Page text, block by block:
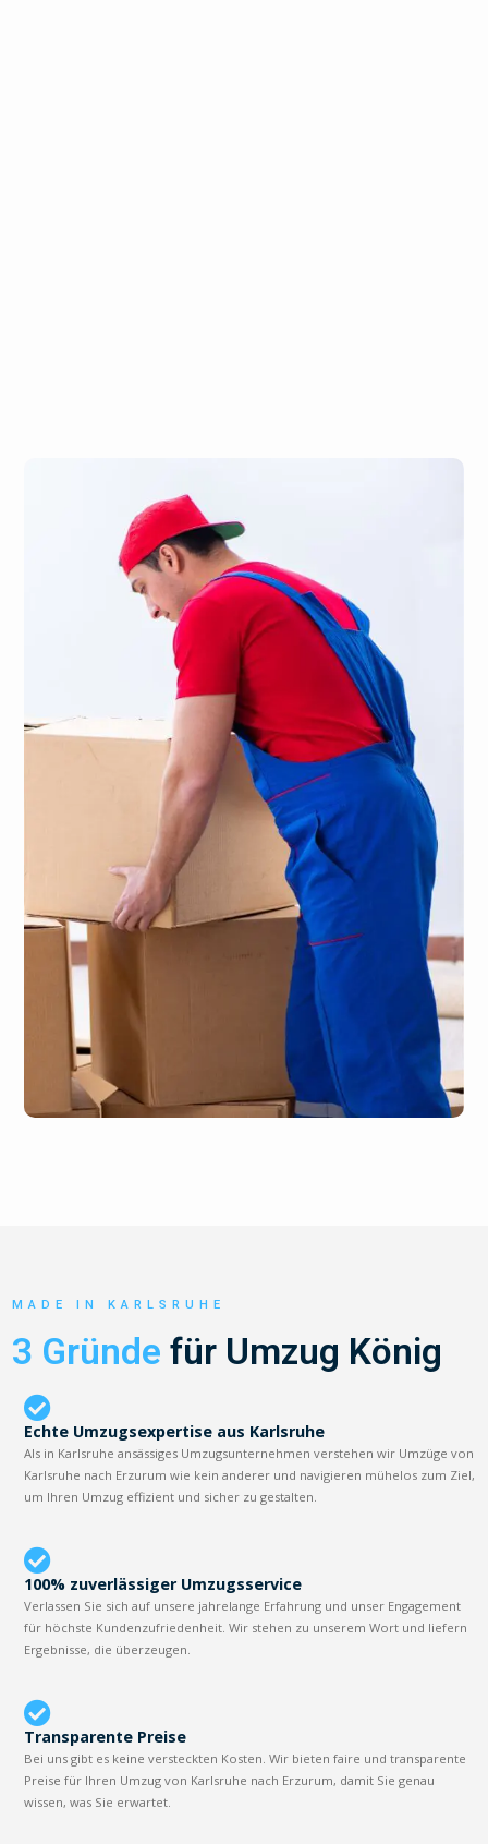
MADE IN KARLSRUHE
3 Gründe für Umzug König
Echte Umzugsexpertise aus Karlsruhe
Als in Karlsruhe ansässiges Umzugsunternehmen verstehen wir Umzüge von
Karlsruhe nach Erzurum wie kein anderer und navigieren mühelos zum Ziel,
um Ihren Umzug effizient und sicher zu gestalten.
100% zuverlässiger Umzugsservice
Verlassen Sie sich auf unsere jahrelange Erfahrung und unser Engagement
für höchste Kundenzufriedenheit. Wir stehen zu unserem Wort und liefern
Ergebnisse, die überzeugen.
Transparente Preise
Bei uns gibt es keine versteckten Kosten. Wir bieten faire und transparente
Preise für Ihren Umzug von Karlsruhe nach Erzurum, damit Sie genau
wissen, was Sie erwartet.